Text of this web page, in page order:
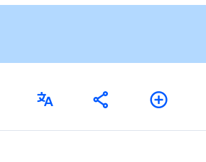
commerciales fiables et prêtes à l'emploi.